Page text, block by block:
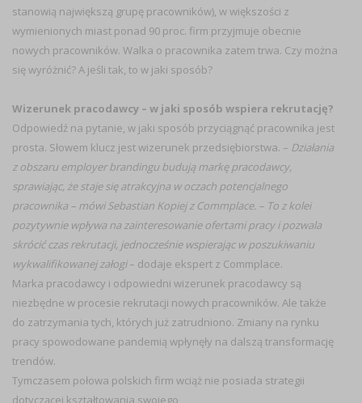
stanowią największą grupę pracowników), w większości z
wymienionych miast ponad 90 proc. firm przyjmuje obecnie
nowych pracowników. Walka o pracownika zatem trwa. Czy można
się wyróżnić? A jeśli tak, to w jaki sposób?
Wizerunek pracodawcy – w jaki sposób wspiera rekrutację?
Odpowiedź na pytanie, w jaki sposób przyciągnąć pracownika jest
prosta. Słowem klucz jest wizerunek przedsiębiorstwa. – Działania
z obszaru employer brandingu budują markę pracodawcy,
sprawiając, że staje się atrakcyjna w oczach potencjalnego
pracownika – mówi Sebastian Kopiej z Commplace. – To z kolei
pozytywnie wpływa na zainteresowanie ofertami pracy i pozwala
skrócić czas rekrutacji, jednocześnie wspierając w poszukiwaniu
wykwalifikowanej załogi– dodaje ekspert z Commplace.
Marka pracodawcy i odpowiedni wizerunek pracodawcy są
niezbędne w procesie rekrutacji nowych pracowników. Ale także
do zatrzymania tych, których już zatrudniono. Zmiany na rynku
pracy spowodowane pandemią wpłynęły na dalszą transformację
trendów.
Tymczasem połowa polskich firm wciąż nie posiada strategii
dotyczącej kształtowania swojego